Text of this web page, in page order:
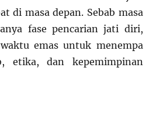
di masa depan. Sebab masa
fase pencarian jati diri,
emas untuk menempa
etika, dan kepemimpinan